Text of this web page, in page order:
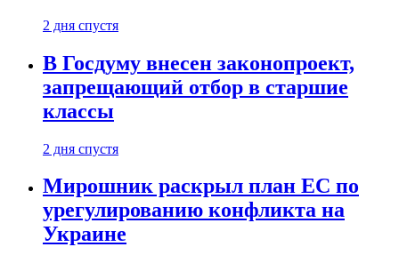
2 дня спустя
В Госдуму внесен законопроект,
запрещающий отбор в старшие
классы
2 дня спустя
Мирошник раскрыл план ЕС по
урегулированию конфликта на
Украине